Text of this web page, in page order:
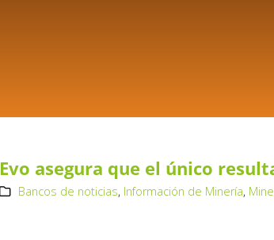
Evo asegura que el único
Bancos de noticias, Información de Minería,